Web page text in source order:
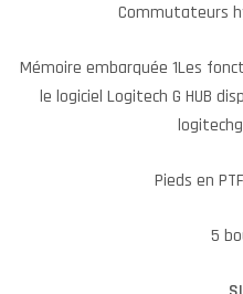
Commutateurs
Mémoire embarquée 1Les
le logiciel Logitech G HUB
Pieds en
5